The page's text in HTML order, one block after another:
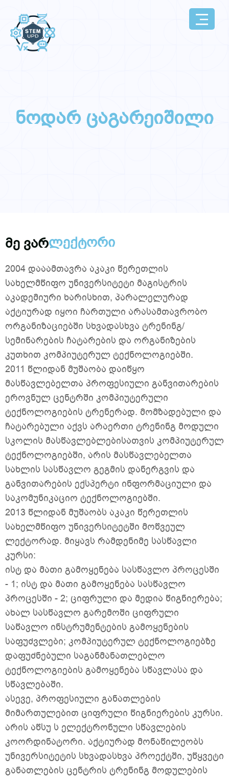
ნოდარ ცაგარეიშილი
მე ვარლექტორი
2004 დააამთავრა აკაკი წერეთლის
სახელმწიფო უნივერსიტეტი მაგისტრის
აკადემიური ხარისხით, პარალელურად
აქტიურად იყოი ჩართული არასამთავრობო
ორგანიზაციებში სხვადასხვა ტრენინგ/
სემინარების ჩატარების და ორგანიზების
კუთხით კომპიუტერულ ტექნოლოგიებში.
2011 წლიდან მუშაობა დაიწყო
მასწავლებელთა პროფესიული განვითარების
ეროვნულ ცენტრში კომპიუტერული
ტექნოლოგიების ტრენერად. მომზადებული და
ჩატარებული აქვს არაერთი ტრენინგ მოდული
სკოლის მასწავლებლებისათვის კომპიუტერულ
ტექნოლოგიებში, არის მასწავლებელთა
სახლის სასწავლო გეგმის დანერგვის და
განვითარების ექსპერტი ინფორმაციული და
საკომუნიკაციო ტექნოლოგიებში.
2013 წლიდან მუშაობს აკაკი წერეთლის
სახელმწიფო უნივერსიტეტში მოწვეულ
ლექტორად. მიყავს რამდენიმე სასწავლი
კურსი:
ისტ და მათი გამოყენება სასწავლო პროცესში
- 1; ისტ და მათი გამოყენება სასწავლო
პროცესში - 2; ციფრული და მედია წიგნიერება;
ახალ სასწავლო გარემოში ციფრული
საწავლო ინსტრუმენტების გამოყენების
საფუძვლები; კომპიუტერულ ტექნოლოგიებზე
დაფუძნებული საგანმანათლებლო
ტექნოლოგიების გამოყენება სწავლასა და
სწავლებაში.
ასევე, პროფესიული განათლების
მიმართულებით ციფრული წიგნიერების კურსი.
არის აწსუ ს ელექტრონული სწავლების
კოორდინატორი. აქტიურად მონაწილეობს
უნივერსიტეტის სხვადასხვა პროექტში, უწყვეტი
განათლების ცენტრის ტრენინგ მოდულების